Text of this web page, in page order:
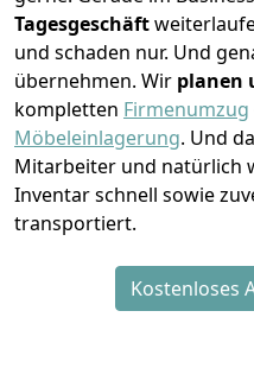
Tagesgeschäft
und schaden nur. Und
übernehmen. Wir planen
kompletten Firmenumzug
Möbeleinlagerung. Und
Mitarbeiter und natürlich
Inventar schnell sowie
transportiert.
Kostenloses